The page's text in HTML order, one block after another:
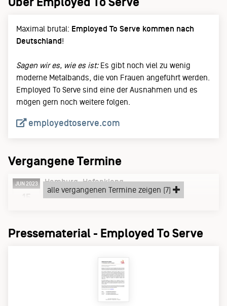
Maximal brutal: Employed To Serve kommen nach
Deutschland!
Sagen wir es, wie es ist:Es gibt noch viel zu wenig
moderne Metalbands, die von Frauen angeführt werden.
Employed To Serve sind eine der Ausnahmen und es
mögen gern noch weitere folgen.
employedtoserve.com
Vergangene Termine
JUN 2023 Hamburg Hafenklang
Donnerstag, 15.06.23
alle vergangenen Termine zeigen (7)
Pressematerial - Employed To Serve